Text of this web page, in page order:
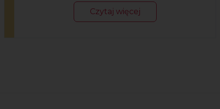
Czytaj więcej